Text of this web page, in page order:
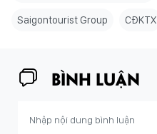
Saigontourist Group CĐKTX
BÌNH LUẬN